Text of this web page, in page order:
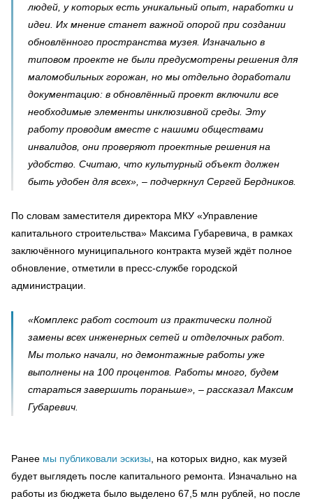
людей, у которых есть уникальный опыт, наработки и
идеи. Их мнение станет важной опорой при создании
обновлённого пространства музея. Изначально в
типовом проекте не были предусмотрены решения для
маломобильных горожан, но мы отдельно доработали
документацию: в обновлённый проект включили все
необходимые элементы инклюзивной среды. Эту
работу проводим вместе с нашими обществами
инвалидов, они проверяют проектные решения на
удобство. Считаю, что культурный объект должен
быть удобен для всех», – подчеркнул Сергей Бердников.
По словам заместителя директора МКУ «Управление
капитального строительства» Максима Губаревича, в рамках
заключённого муниципального контракта музей ждёт полное
обновление, отметили в пресс-службе городской
администрации.
«Комплекс работ состоит из практически полной
замены всех инженерных сетей и отделочных работ.
Мы только начали, но демонтажные работы уже
выполнены на 100 процентов. Работы много, будем
стараться завершить пораньше», – рассказал Максим
Губаревич.
Ранее мы публиковали эскизы , на которых видно, как музей
будет выглядеть после капитального ремонта. Изначально на
работы из бюджета было выделено 67,5 млн рублей, но после